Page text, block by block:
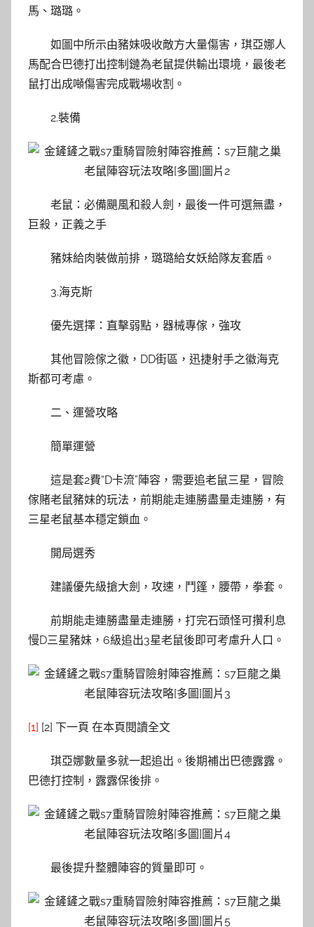
馬、璐璐。
如圖中所示由豬妹吸收敵方大量傷害，琪亞娜人
馬配合巴德打出控制鏈為老鼠提供輸出環境，最後老
鼠打出成噸傷害完成戰場收割。
2.裝備
老鼠：必備颶風和殺人劍，最後一件可選無盡，
巨殺，正義之手
豬妹給肉裝做前排，璐璐給女妖給隊友套盾。
3.海克斯
優先選擇：直擊弱點，器械專傢，強攻
其他冒險傢之徽，DD街區，迅捷射手之徽海克
斯都可考慮。
二、運營攻略
簡單運營
這是套2費“D卡流”陣容，需要追老鼠三星，冒險
傢賭老鼠豬妹的玩法，前期能走連勝盡量走連勝，有
三星老鼠基本穩定鎖血。
開局選秀
建議優先級搶大劍，攻速，鬥篷，腰帶，拳套。
前期能走連勝盡量走連勝，打完石頭怪可攢利息
慢D三星豬妹，6級追出3星老鼠後即可考慮升人口。
[1] [2] 下一頁 在本頁閱讀全文
琪亞娜數量多就一起追出。後期補出巴德露露。
巴德打控制，露露保後排。
最後提升整體陣容的質量即可。